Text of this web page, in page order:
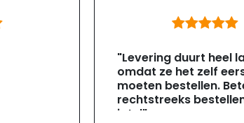
"Levering duurt heel
omdat ze het zelf
moeten bestellen.
rechtstreeks
jotul"